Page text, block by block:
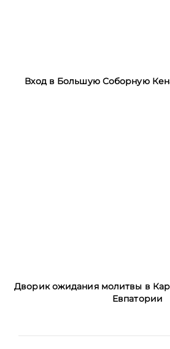
Вход в Большую Соборную
Дворик ожидания молитвы в
Евпатории